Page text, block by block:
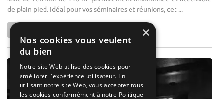
de plain pied. Idéal pour vos séminaires et réunions, cet ...
×
Nos cookies vous veulent
du bien
Notre site Web utilise des cookies pour
améliorer l'expérience utilisateur. En
utilisant notre site Web, vous acceptez tous
les cookies conformément à notre Politique